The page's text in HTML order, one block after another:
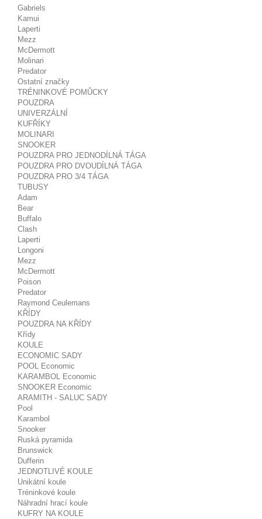
Gabriels
Kamui
Laperti
Mezz
McDermott
Molinari
Predator
Ostatní značky
TRÉNINKOVÉ POMŮCKY
POUZDRA
UNIVERZÁLNÍ
KUFŘÍKY
MOLINARI
SNOOKER
POUZDRA PRO JEDNODÍLNÁ TÁGA
POUZDRA PRO DVOUDÍLNÁ TÁGA
POUZDRA PRO 3/4 TÁGA
TUBUSY
Adam
Bear
Buffalo
Clash
Laperti
Longoni
Mezz
McDermott
Poison
Predator
Raymond Ceulemans
KŘÍDY
POUZDRA NA KŘÍDY
Křídy
KOULE
ECONOMIC SADY
POOL Economic
KARAMBOL Economic
SNOOKER Economic
ARAMITH - SALUC SADY
Pool
Karambol
Snooker
Ruská pyramida
Brunswick
Dufferin
JEDNOTLIVÉ KOULE
Unikátní koule
Tréninkové koule
Náhradní hrací koule
KUFRY NA KOULE